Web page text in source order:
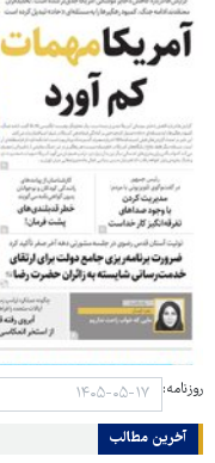
روزنامه:
آخرین مطالب